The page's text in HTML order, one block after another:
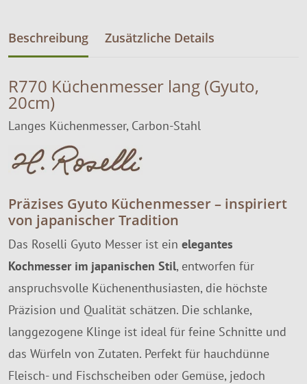
Beschreibung Zusätzliche Details
R770 Küchenmesser lang (Gyuto,
20cm)
Langes Küchenmesser, Carbon-Stahl
Präzises Gyuto Küchenmesser – inspiriert
von japanischer Tradition
Das Roselli Gyuto Messer ist ein elegantes
Kochmesser im japanischen Stil, entworfen für
anspruchsvolle Küchenenthusiasten, die höchste
Präzision und Qualität schätzen. Die schlanke,
langgezogene Klinge ist ideal für feine Schnitte und
das Würfeln von Zutaten. Perfekt für hauchdünne
Fleisch- und Fischscheiben oder Gemüse, jedoch